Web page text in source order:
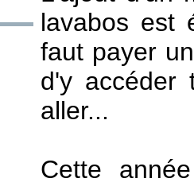
lavabos est
faut payer
d'y accéder
aller...
Cette